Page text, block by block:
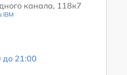
канала, 118к7
IBM
до 21:00